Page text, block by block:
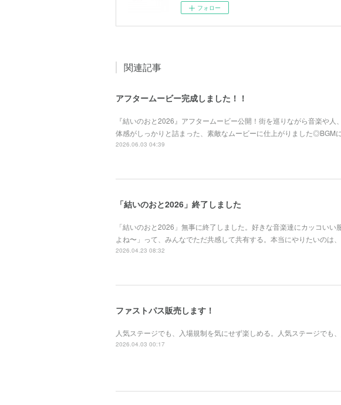
フォロー
関連記事
アフタームービー完成しました！！
『結いのおと2026』アフタームービー公開！街を巡りながら音楽や
体感がしっかりと詰まった、素敵なムービーに仕上がりました◎BGM
2026.06.03 04:39
「結いのおと2026」終了しました
「結いのおと2026」無事に終了しました。好きな音楽達にカッコい
よね〜」って、みんなでただ共感して共有する。本当にやりたいのは
2026.04.23 08:32
ファストパス販売します！
人気ステージでも、入場規制を気にせず楽しめる。人気ステージでも
2026.04.03 00:17